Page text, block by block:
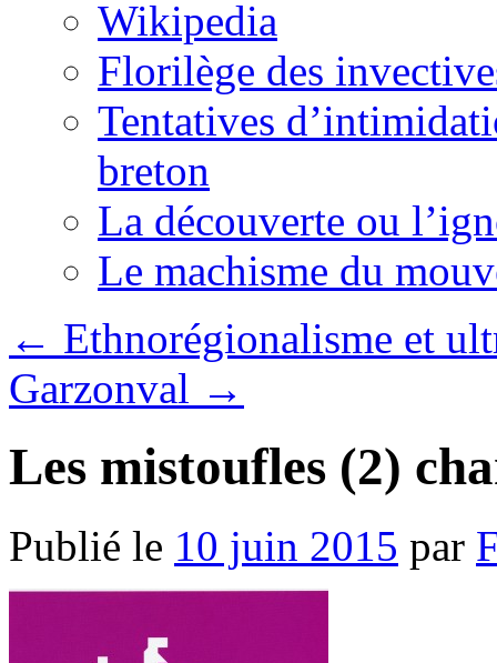
Wikipedia
Florilège des
Tentatives
breton
La découverte ou
Le machisme du
← Ethnorégionalisme et
Garzonval →
Les mistoufles (2)
Publié le 10 juin 2015 par